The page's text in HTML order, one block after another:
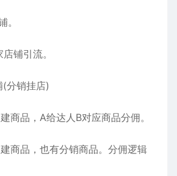
。
铺引流。
分销挂店)
商品，A给达人B对应商品分佣。
商品，也有分销商品。分佣逻辑